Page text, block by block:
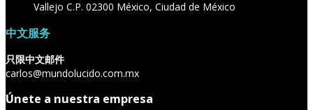
Vallejo C.P. 02300 México, Ciudad de México
中文服务
只限中文邮件
carlos@mundolucido.com.mx
Únete a nuestra empresa